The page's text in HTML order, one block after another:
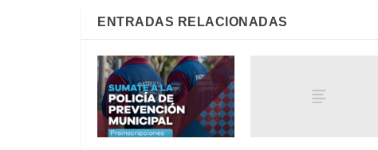
ENTRADAS RELACIONADAS